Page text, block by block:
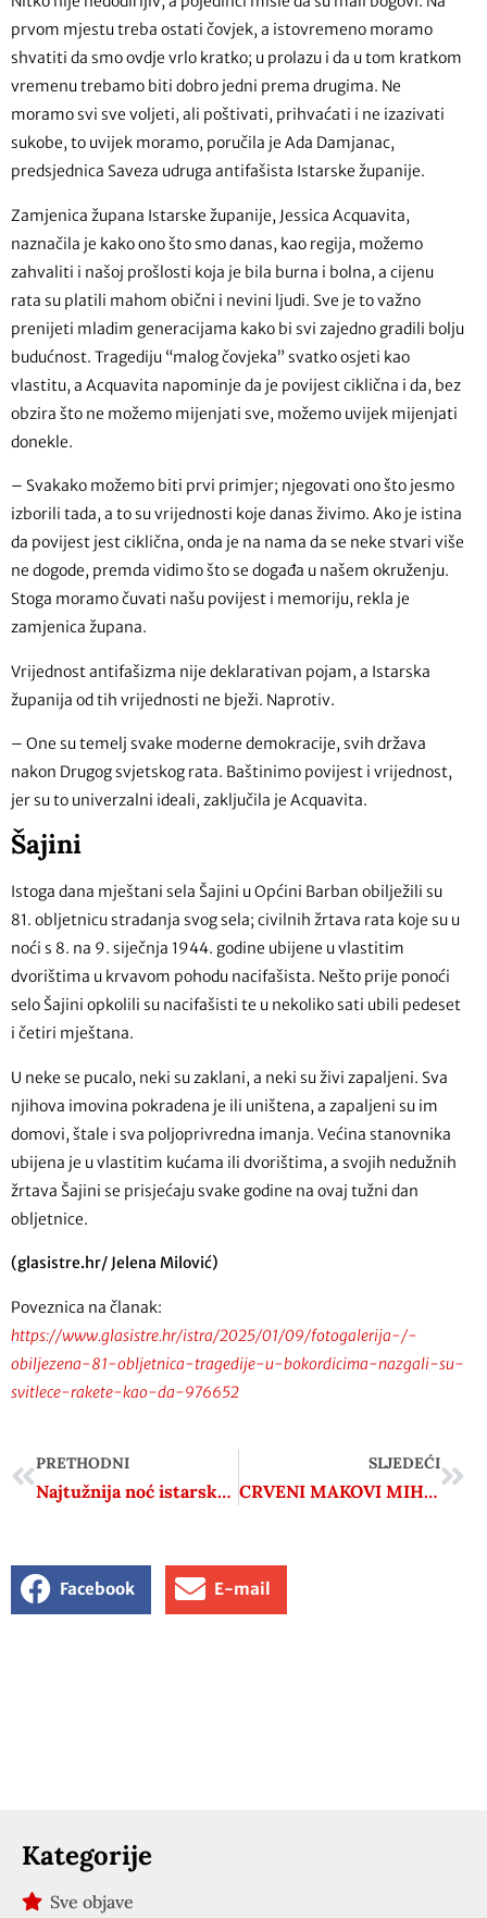
prvom mjestu treba ostati čovjek, a istovremeno moramo
shvatiti da smo ovdje vrlo kratko; u prolazu i da u tom kratkom
vremenu trebamo biti dobro jedni prema drugima. Ne
moramo svi sve voljeti, ali poštivati, prihvaćati i ne izazivati
sukobe, to uvijek moramo, poručila je Ada Damjanac,
predsjednica Saveza udruga antifašista Istarske županije.
Zamjenica župana Istarske županije, Jessica Acquavita,
naznačila je kako ono što smo danas, kao regija, možemo
zahvaliti i našoj prošlosti koja je bila burna i bolna, a cijenu
rata su platili mahom obični i nevini ljudi. Sve je to važno
prenijeti mladim generacijama kako bi svi zajedno gradili bolju
budućnost. Tragediju “malog čovjeka” svatko osjeti kao
vlastitu, a Acquavita napominje da je povijest ciklična i da, bez
obzira što ne možemo mijenjati sve, možemo uvijek mijenjati
donekle.
– Svakako možemo biti prvi primjer; njegovati ono što jesmo
izborili tada, a to su vrijednosti koje danas živimo. Ako je istina
da povijest jest ciklična, onda je na nama da se neke stvari više
ne dogode, premda vidimo što se događa u našem okruženju.
Stoga moramo čuvati našu povijest i memoriju, rekla je
zamjenica župana.
Vrijednost antifašizma nije deklarativan pojam, a Istarska
županija od tih vrijednosti ne bježi. Naprotiv.
– One su temelj svake moderne demokracije, svih država
nakon Drugog svjetskog rata. Baštinimo povijest i vrijednost,
jer su to univerzalni ideali, zaključila je Acquavita.
Šajini
Istoga dana mještani sela Šajini u Općini Barban obilježili su
81. obljetnicu stradanja svog sela; civilnih žrtava rata koje su u
noći s 8. na 9. siječnja 1944. godine ubijene u vlastitim
dvorištima u krvavom pohodu nacifašista. Nešto prije ponoći
selo Šajini opkolili su nacifašisti te u nekoliko sati ubili pedeset
i četiri mještana.
U neke se pucalo, neki su zaklani, a neki su živi zapaljeni. Sva
njihova imovina pokradena je ili uništena, a zapaljeni su im
domovi, štale i sva poljoprivredna imanja. Većina stanovnika
ubijena je u vlastitim kućama ili dvorištima, a svojih nedužnih
žrtava Šajini se prisjećaju svake godine na ovaj tužni dan
obljetnice.
(glasistre.hr/ Jelena Milović)
Poveznica na članak:
https://www.glasistre.hr/istra/2025/01/09/fotogalerija-/-
obiljezena-81-obljetnica-tragedije-u-bokordicima-nazgali-su-
svitlece-rakete-kao-da-976652
PRETHODNI
Najtužnija noć istarske povijesti dogodila se s 8. na 9. siječnja 1944. godine u selu Šajini
SLJEDEĆI
CRVENI MAKOVI MIHOVILA PAVLEKA MIŠKINE
Facebook E-mail
Kategorije
Sve objave